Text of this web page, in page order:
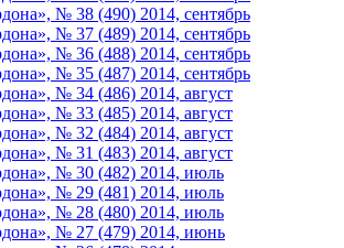
№ 38 (490) 2014, сентябрь
№ 37 (489) 2014, сентябрь
№ 36 (488) 2014, сентябрь
№ 35 (487) 2014, сентябрь
№ 34 (486) 2014, август
№ 33 (485) 2014, август
№ 32 (484) 2014, август
№ 31 (483) 2014, август
№ 30 (482) 2014, июль
№ 29 (481) 2014, июль
№ 28 (480) 2014, июль
№ 27 (479) 2014, июнь